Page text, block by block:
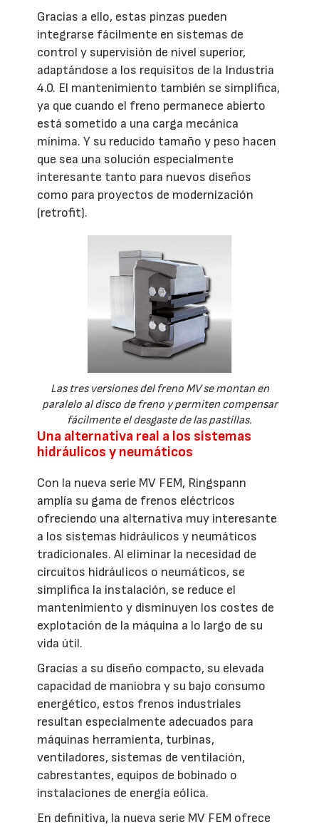
Gracias a ello, estas pinzas pueden
integrarse fácilmente en sistemas de
control y supervisión de nivel superior,
adaptándose a los requisitos de la Industria
4.0. El mantenimiento también se simplifica,
ya que cuando el freno permanece abierto
está sometido a una carga mecánica
mínima. Y su reducido tamaño y peso hacen
que sea una solución especialmente
interesante tanto para nuevos diseños
como para proyectos de modernización
(retrofit).
Las tres versiones del freno MV se montan en
paralelo al disco de freno y permiten compensar
fácilmente el desgaste de las pastillas.
Una alternativa real a los sistemas
hidráulicos y neumáticos
Con la nueva serie MV FEM, Ringspann
amplía su gama de frenos eléctricos
ofreciendo una alternativa muy interesante
a los sistemas hidráulicos y neumáticos
tradicionales. Al eliminar la necesidad de
circuitos hidráulicos o neumáticos, se
simplifica la instalación, se reduce el
mantenimiento y disminuyen los costes de
explotación de la máquina a lo largo de su
vida útil.
Gracias a su diseño compacto, su elevada
capacidad de maniobra y su bajo consumo
energético, estos frenos industriales
resultan especialmente adecuados para
máquinas herramienta, turbinas,
ventiladores, sistemas de ventilación,
cabrestantes, equipos de bobinado o
instalaciones de energía eólica.
En definitiva, la nueva serie MV FEM ofrece